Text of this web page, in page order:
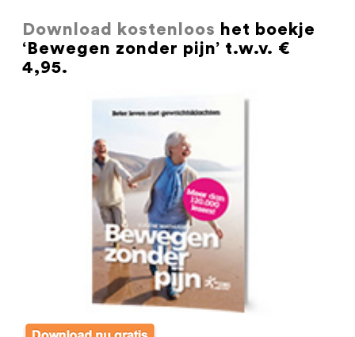
Download kostenloos het boekje
‘Bewegen zonder pijn’ t.w.v. €
4,95.